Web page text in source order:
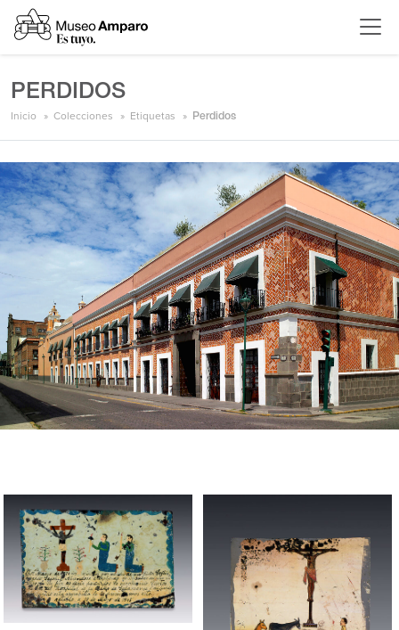
PERDIDOS
Inicio Colecciones Etiquetas Perdidos